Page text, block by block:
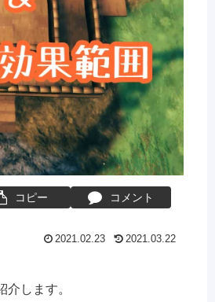
コピー コメント
2021.02.23 2021.03.22
します。